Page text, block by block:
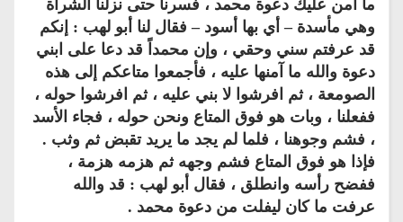
ما آمن عليك دعوة محمد ، فسرنا حتى نزلنا الشراة
وهي مأسدة – أي بها أسود – فقال لنا أبو لهب : إنكم
قد عرفتم سني وحقي ، وإن محمداً قد دعا على ابني
دعوة والله ما آمنها عليه ، فأجمعوا متاعكم إلى هذه
الصومعة ، ثم افرشوا لا بني عليه ، ثم افرشوا حوله ،
ففعلنا ، وبات هو فوق المتاع ونحن حوله ، فجاء الأسد
، فشم وجوهنا ، فلما لم يجد ما يريد تقبض ثم وثب .
فإذا هو فوق المتاع فشم وجهه ثم هزمه هزمة ،
ففضح رأسه وانطلق ، فقال أبو لهب : قد والله
عرفت ما كان ليفلت من دعوة محمد .